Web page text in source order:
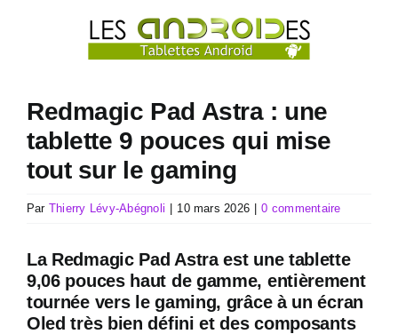
Redmagic Pad Astra : une
tablette 9 pouces qui mise
tout sur le gaming
Par Thierry Lévy-Abégnoli 10 mars 2026 0 commentaire
La Redmagic Pad Astra est une tablette
9,06 pouces haut de gamme, entièrement
tournée vers le gaming, grâce à un écran
Oled très bien défini et des composants